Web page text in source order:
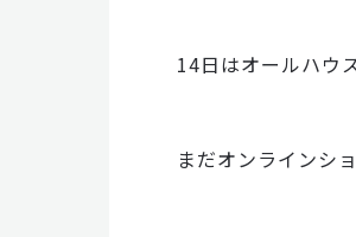
14日はオールハウ
まだオンラインシ